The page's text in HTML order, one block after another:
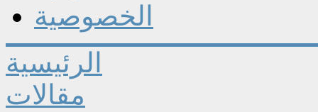
الخصوصية
الرئيسية
مقالات